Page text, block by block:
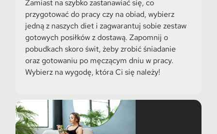
Zamiast na szybko zastanawiać się, co
przygotować do pracy czy na obiad, wybierz
jedną z naszych diet i zagwarantuj sobie zestaw
gotowych posiłków z dostawą. Zapomnij o
pobudkach skoro świt, żeby zrobić śniadanie
oraz gotowaniu po męczącym dniu w pracy.
Wybierz na wygodę, która Ci się należy!